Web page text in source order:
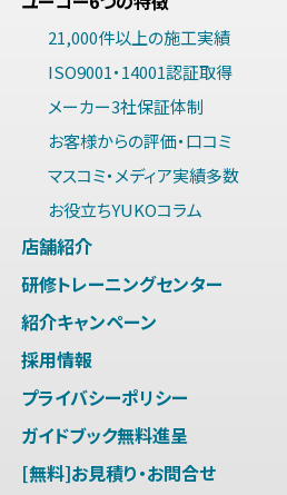
21,000件以上の施工実績
ISO9001・14001認証取得
メーカー3社保証体制
お客様からの評価・口コミ
マスコミ・メディア実績多数
お役立ちYUKOコラム
店舗紹介
研修トレーニングセンター
紹介キャンペーン
採用情報
プライバシーポリシー
ガイドブック無料進呈
[無料]お見積り・お問合せ